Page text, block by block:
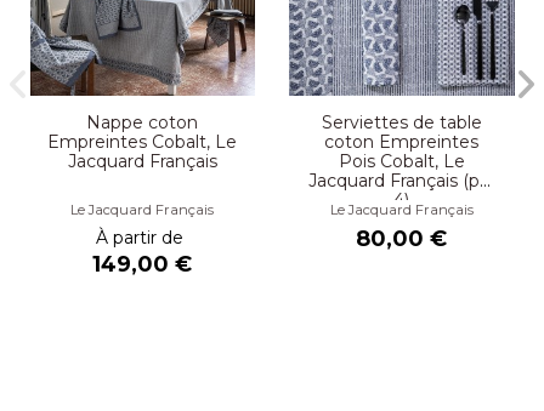
Nappe coton
Empreintes Cobalt, Le
Jacquard Français
Le Jacquard Français
À partir de
149,00 €
Serviettes de table
coton Empreintes
Pois Cobalt, Le
Jacquard Français (par
4)
Le Jacquard Français
80,00 €